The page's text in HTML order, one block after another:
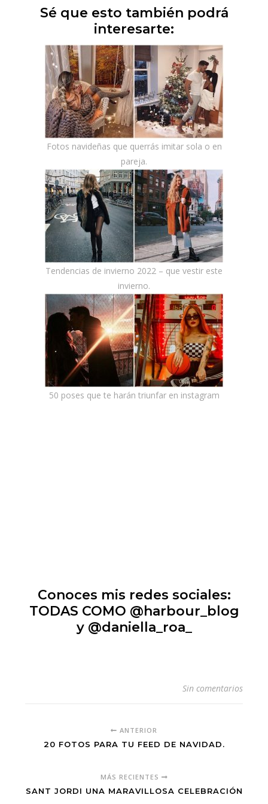
Sé que esto también podrá
interesarte:
Fotos navideñas que querrás imitar sola o en
pareja.
Tendencias de invierno 2022 – que vestir este
invierno.
50 poses que te harán triunfar en instagram
Conoces mis redes sociales:
TODAS COMO @harbour_blog
y @daniella_roa_
Sin comentarios
ANTERIOR
20 FOTOS PARA TU FEED DE NAVIDAD.
MÁS RECIENTES
SANT JORDI UNA MARAVILLOSA CELEBRACIÓN